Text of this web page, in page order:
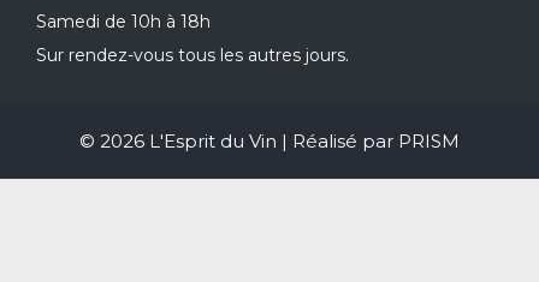
Samedi de 10h à 18h
Sur rendez-vous tous les autres jours.
© 2026 L'Esprit du Vin | Réalisé par PRISM